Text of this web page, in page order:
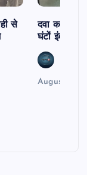
से
दवा कक्ष में
घंटों इंतजार
August 6,